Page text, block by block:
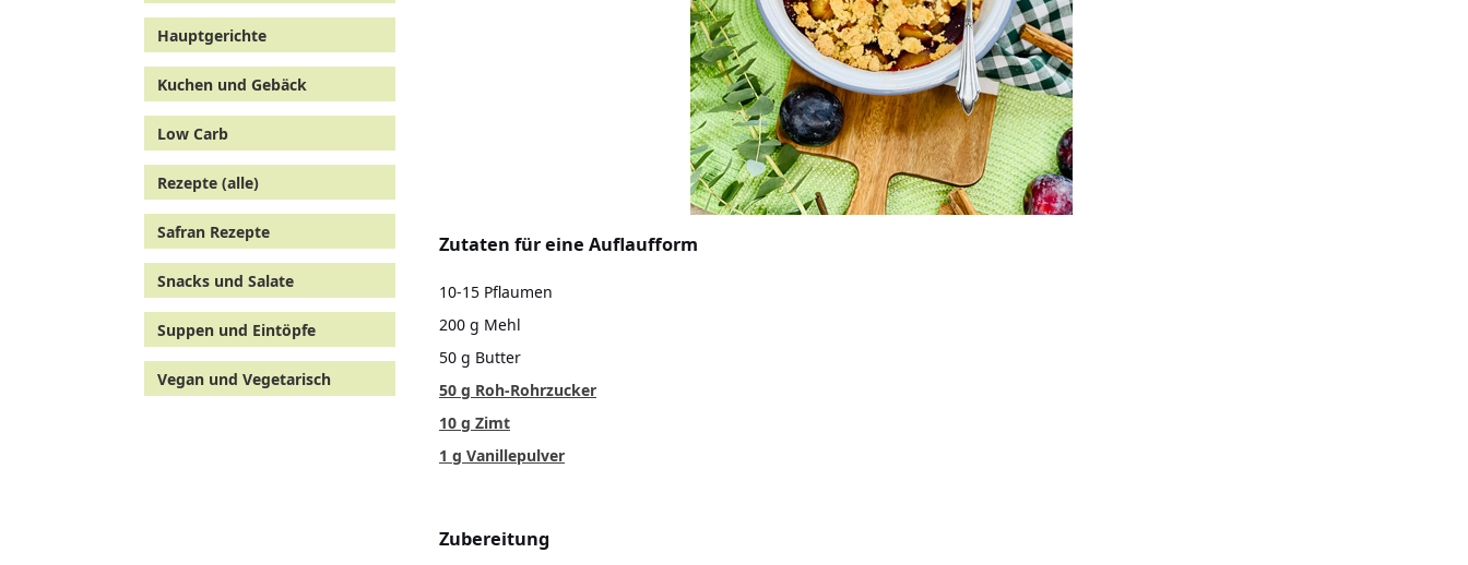
Hauptgerichte
Kuchen und Gebäck
Low Carb
Rezepte (alle)
Safran Rezepte
Snacks und Salate
Suppen und Eintöpfe
Vegan und Vegetarisch
Zutaten für eine Auflaufform
10-15 Pflaumen
200 g Mehl
50 g Butter
50 g Roh-Rohrzucker
10 g Zimt
1 g Vanillepulver
Zubereitung